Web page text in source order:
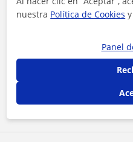
nuestra Política de Cookies y
Panel